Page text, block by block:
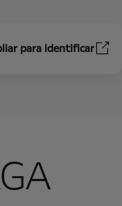
para identificar